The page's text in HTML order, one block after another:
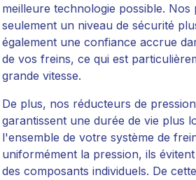
meilleure technologie possible.
seulement un niveau de sécurité
également une confiance accrue
de vos freins, ce qui est
grande vitesse.
De plus, nos réducteurs de
garantissent une durée de vie plus
l'ensemble de votre système de
uniformément la pression, ils
des composants individuels. De